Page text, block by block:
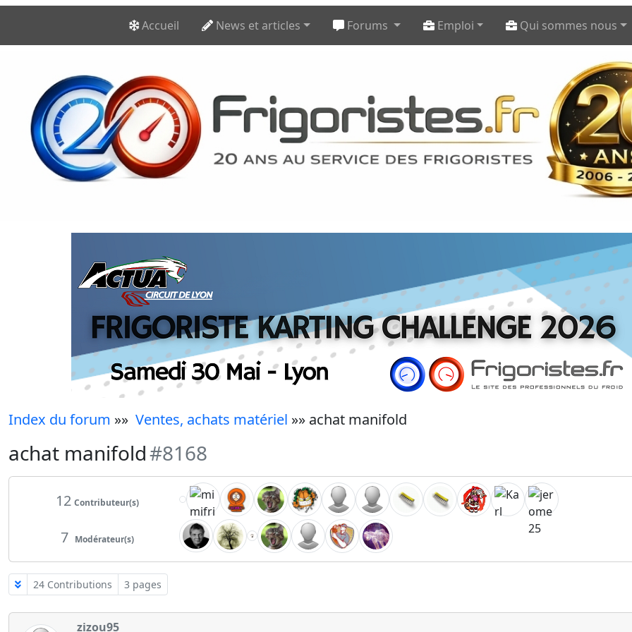
Accueil News et articles Forums Emploi Qui sommes nous
Index du forum »» Ventes, achats matériel »» achat manifold
achat manifold#8168
12 Contributeur(s)
7 Modérateur(s)
24 Contributions 3 pages
zizou95